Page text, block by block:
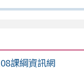
課綱資訊網